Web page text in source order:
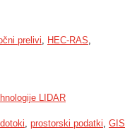
prelivi, HEC-RAS,
LIDAR
, prostorski podatki, GIS